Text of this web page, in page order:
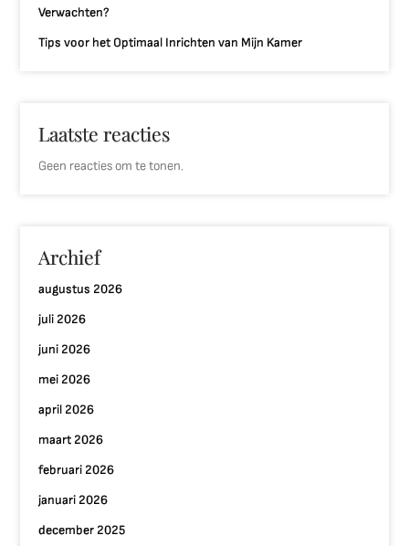
Verwachten?
Tips voor het Optimaal Inrichten van Mijn Kamer
Laatste reacties
Geen reacties om te tonen.
Archief
augustus 2026
juli 2026
juni 2026
mei 2026
april 2026
maart 2026
februari 2026
januari 2026
december 2025